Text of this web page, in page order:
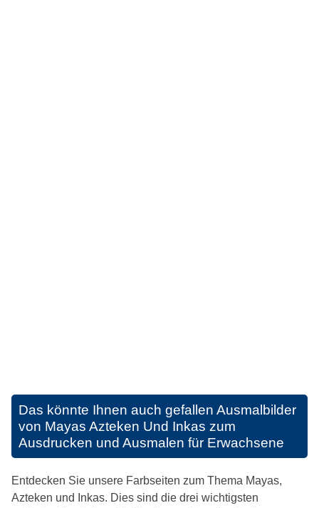
Das könnte Ihnen auch gefallen Ausmalbilder
von Mayas Azteken Und Inkas zum
Ausdrucken und Ausmalen für Erwachsene
Entdecken Sie unsere Farbseiten zum Thema Mayas,
Azteken und Inkas. Dies sind die drei wichtigsten